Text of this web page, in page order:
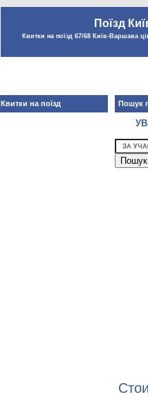
Поїзд
Квитки на поїзд 67/68 Київ-Варшава
Пошук
Квитки на поїзд